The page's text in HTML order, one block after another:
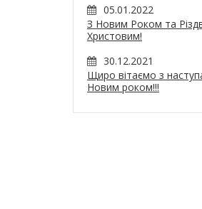
05.01.2022
З Новим Роком та
Христовим!
30.12.2021
Щиро вітаємо з
Новим роком!!!